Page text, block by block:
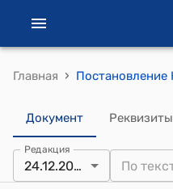
Главная ›
Документ Реквизиты
Редакция
24.12.2024